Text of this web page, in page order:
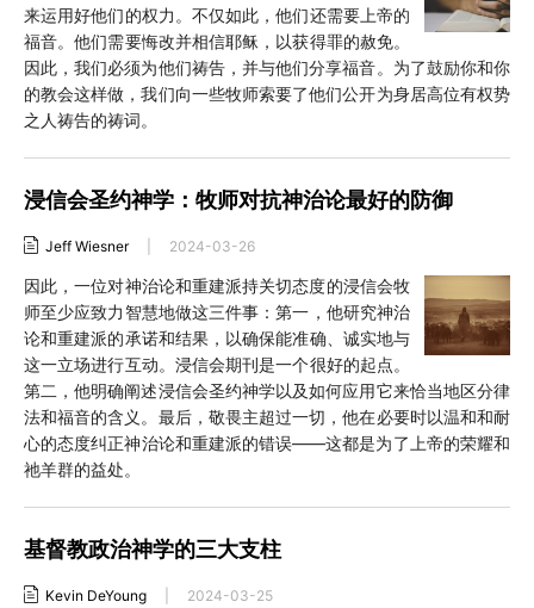
来运用好他们的权力。不仅如此，他们还需要上帝的
福音。他们需要悔改并相信耶稣，以获得罪的赦免。
因此，我们必须为他们祷告，并与他们分享福音。为了鼓励你和你
的教会这样做，我们向一些牧师索要了他们公开为身居高位有权势
之人祷告的祷词。
浸信会圣约神学：牧师对抗神治论最好的防御
Jeff Wiesner 2024-03-26
因此，一位对神治论和重建派持关切态度的浸信会牧
师至少应致力智慧地做这三件事：第一，他研究神治
论和重建派的承诺和结果，以确保能准确、诚实地与
这一立场进行互动。浸信会期刊是一个很好的起点。
第二，他明确阐述浸信会圣约神学以及如何应用它来恰当地区分律
法和福音的含义。最后，敬畏主超过一切，他在必要时以温和和耐
心的态度纠正神治论和重建派的错误——这都是为了上帝的荣耀和
祂羊群的益处。
基督教政治神学的三大支柱
Kevin DeYoung 2024-03-25